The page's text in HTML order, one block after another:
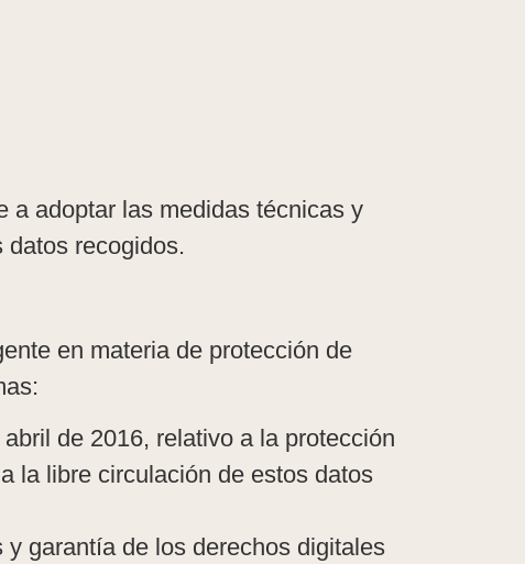
a adoptar las medidas técnicas y
recogidos.
en materia de protección de
de 2016, relativo a la protección
la libre circulación de estos datos
garantía de los derechos digitales